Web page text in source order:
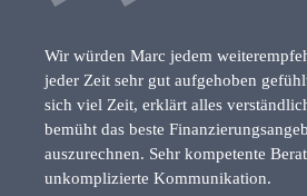
Wir würden Marc jedem
jeder Zeit sehr gut aufgehoben
sich viel Zeit, erklärt alles
bemüht das beste
auszurechnen. Sehr kompetente
unkomplizierte Kommunikation.